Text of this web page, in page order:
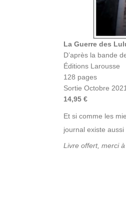
La Guerre des
D’après la bande
Éditions Larousse
128 pages
Sortie Octobre 2021
14,95 €
Et si comme les
journal existe
Livre offert, merci